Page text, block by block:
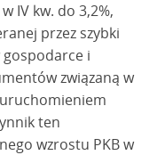
IV kw. do 3,2%,
przez szybki
i
związaną w
ten
wzrostu PKB w